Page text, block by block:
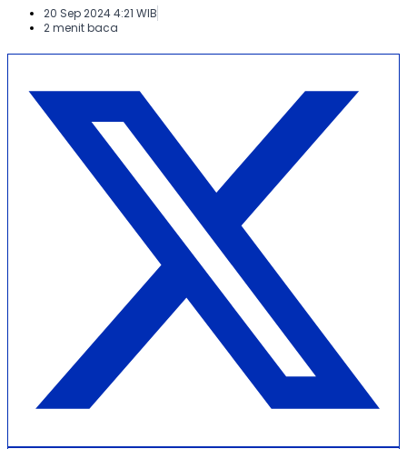
20 Sep 2024 4:21 WIB
2 menit baca